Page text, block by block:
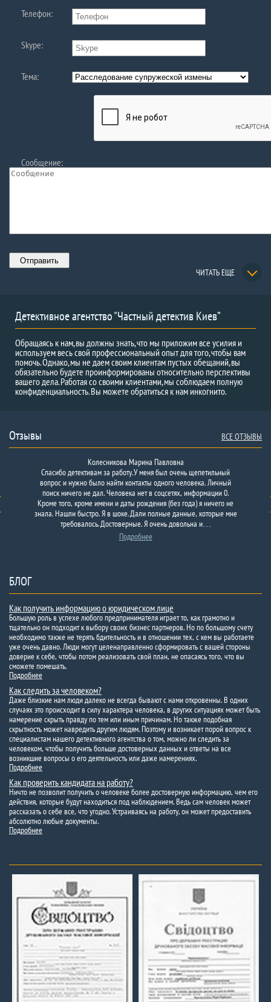
Телефон:
Skype:
Тема:
Сообщение:
ЧИТАТЬ ЕЩЕ
Детективное агентство "Частный детектив Киев”
Обращаясь к нам, вы должны знать, что мы приложим все усилия и
используем весь свой профессиональный опыт для того, чтобы вам
помочь. Однако, мы не даем своим клиентам пустых обещаний, вы
обязательно будете проинформированы относительно перспективы
вашего дела. Работая со своими клиентами, мы соблюдаем полную
конфиденциальность. Вы можете обратиться к нам инкогнито.
Отзывы ВСЕ ОТЗЫВЫ
Колесникова Марина Павловна
Спасибо детективам за работу. У меня был очень щепетильный
вопрос и нужно было найти контакты одного человека. Личный
поиск ничего не дал. Человека нет в соцсетях, информации 0.
Кроме того, кроме имени и даты рождения (без года) я ничего не
знала. Нашли быстро. Я в шоке. Дали полные данные, которые мне
требовалось. Достоверные. Я очень довольна и…
Подробнее
БЛОГ
Как получить информацию о юридическом лице
Большую роль в успехе любого предпринимателя играет то, как грамотно и
тщательно он подходит к выбору своих бизнес партнеров. Но по большому счету
необходимо также не терять бдительность и в отношении тех, с кем вы работаете
уже очень давно. Люди могут целенаправленно сформировать с вашей стороны
доверие к себе, чтобы потом реализовать свой план, не опасаясь того, что вы
сможете помешать.
Подробнее
Как следить за человеком?
Даже близкие нам люди далеко не всегда бывают с нами откровенны. В одних
случаях это происходит в силу характера человека, в других ситуациях может быть
намерение скрыть правду по тем или иным причинам. Но также подобная
скрытность может навредить другим людям. Поэтому и возникает порой вопрос к
специалистам нашего детективного агентства о том, можно ли следить за
человеком, чтобы получить больше достоверных данных и ответы на все
возникшие вопросы о его деятельность или даже намерениях.
Подробнее
Как проверить кандидата на работу?
Ничто не позволит получить о человеке более достоверную информацию, чем его
действия, которые будут находиться под наблюдением. Ведь сам человек может
рассказать о себе все, что угодно. Устраиваясь на работу, он может предоставить
абсолютно любые документы.
Подробнее